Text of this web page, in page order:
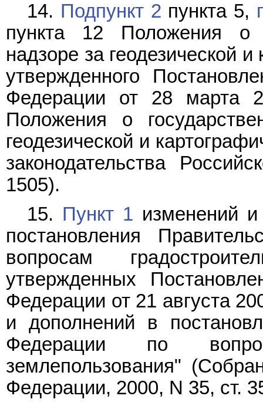
14. Подпункт 2 пункта 5,
пункта 12 Положения о
надзоре за геодезической
утвержденного
Федерации от 28 марта
Положения о
геодезической и
законодательства
1505).
15. Пункт 1 изменений
постановления
вопросам
утвержденных
Федерации от 21 августа
и дополнений в
Федерации по
землепользования"
Федерации, 2000, N 35, ст.